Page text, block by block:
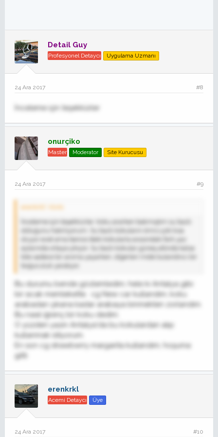
Detail Guy
Profesyonel Detaycı Uygulama Uzmanı
24 Ara 2017 #8
İnceleme için teşekkürler
onurçiko
Master Moderator Site Kurucusu
24 Ara 2017 #9
İnceleme için teşekkürler. Koku ararken bakmıştım su bazlı
aylarında ortaya çıkıyor. Su bazlı kokular güneş altında kalsa
bile sadece bir aroma yayarken, diğerleri mide bulandırıcı bir
boğuculuk yaratıyor.
Bu durumu bende gözlemledim, hele ki Antalya gibi
bir sıcak memlekette. cg New car kullandım, koku
arabadan çıkana kadar arabaya binmekten zorlandım.
Bu nasıl iğrenç bir koku dedim.
O yüzden yazın Antalya'da bu kokulardan alıp
kullanmak istiyorum.
En son cg strawbwrry margarita kullandım, hoşuma
gitti
erenkrkl
Acemi Detaycı Üye
24 Ara 2017 #10